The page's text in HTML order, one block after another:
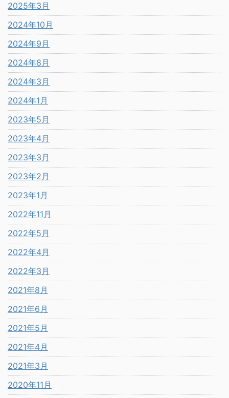
2025年3月
2024年10月
2024年9月
2024年8月
2024年3月
2024年1月
2023年5月
2023年4月
2023年3月
2023年2月
2023年1月
2022年11月
2022年5月
2022年4月
2022年3月
2021年8月
2021年6月
2021年5月
2021年4月
2021年3月
2020年11月